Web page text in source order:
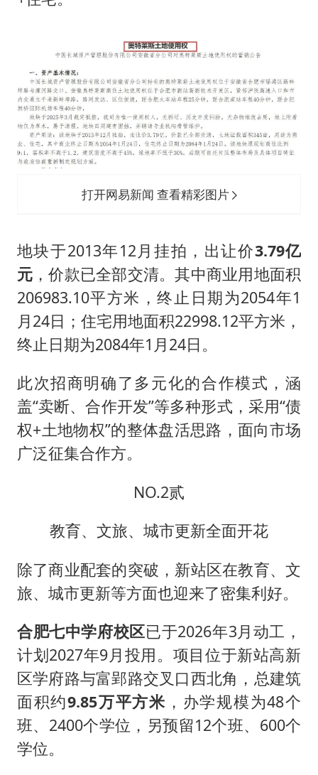
打开网易新闻 查看精彩图片
地块于2013年12月挂拍，出让价3.79亿
元 ，价款已全部交清。其中商业用地面积
206983.10平方米，终止日期为2054年1
月24日；住宅用地面积22998.12平方米，
终止日期为2084年1月24日。
此次招商明确了多元化的合作模式，涵
盖“卖断、合作开发”等多种形式，采用“债
权+土地物权”的整体盘活思路，面向市场
广泛征集合作方。
NO.2贰
教育、文旅、城市更新全面开花
除了商业配套的突破，新站区在教育、文
旅、城市更新等方面也迎来了密集利好。
合肥七中学府校区已于2026年3月动工，
计划2027年9月投用。项目位于新站高新
区学府路与富郢路交叉口西北角，总建筑
面积约9.85万平方米 ，办学规模为48个
班、2400个学位，另预留12个班、600个
学位。